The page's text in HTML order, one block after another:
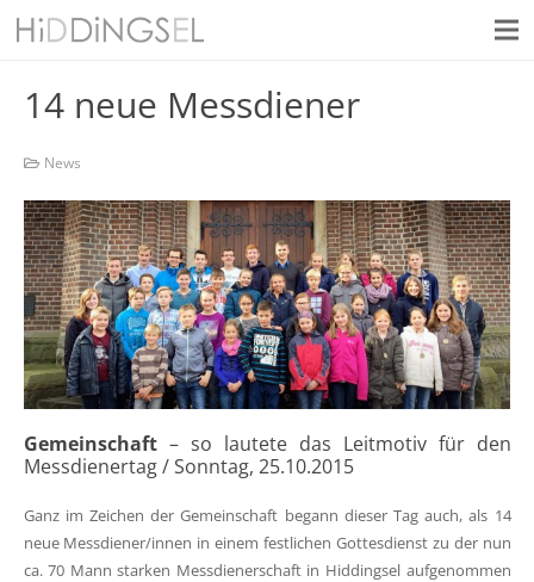
14 neue Messdiener
News
Gemeinschaft– so lautete das Leitmotiv für den
Messdienertag / Sonntag, 25.10.2015
Ganz im Zeichen der Gemeinschaft begann dieser Tag auch, als 14
neue Messdiener/innen in einem festlichen Gottesdienst zu der nun
ca. 70 Mann starken Messdienerschaft in Hiddingsel aufgenommen